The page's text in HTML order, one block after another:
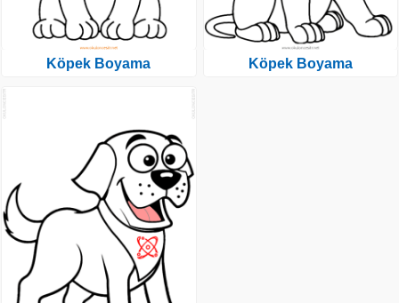
Köpek Boyama Köpek Boyama